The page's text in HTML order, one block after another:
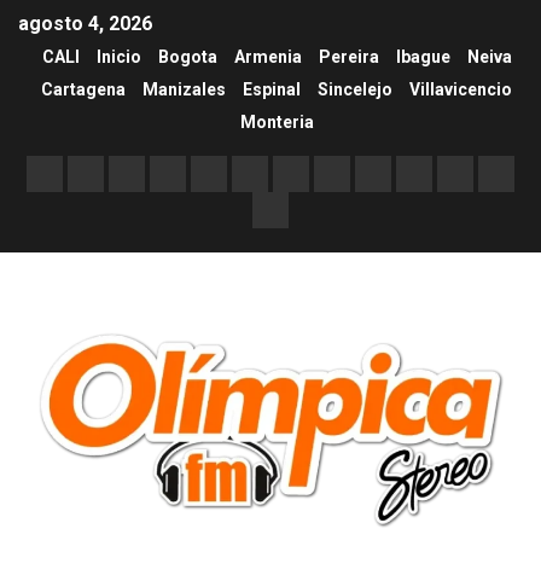
agosto 4, 2026
CALI Inicio Bogota Armenia Pereira Ibague
Neiva
Cartagena
Manizales Espinal Sincelejo
Villavicencio
Monteria